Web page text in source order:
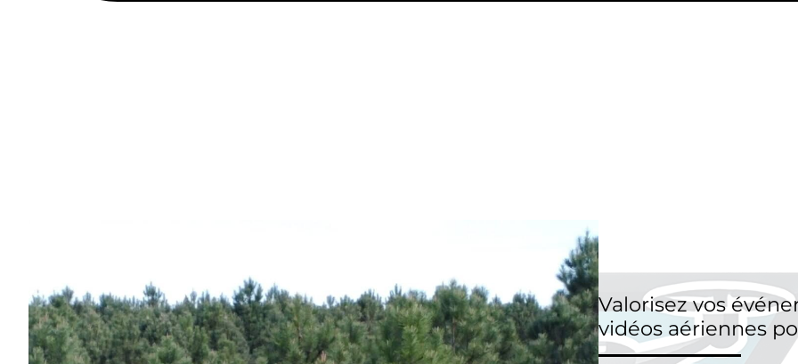
Valorisez vos
vidéos aériennes